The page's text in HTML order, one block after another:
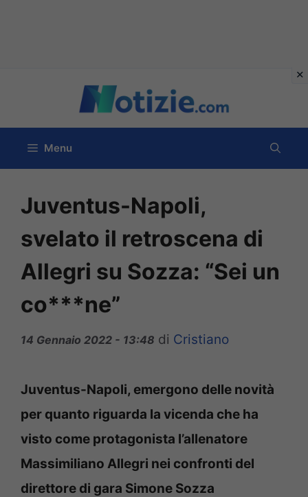
contenuto
Menu
Juventus-Napoli,
svelato il retroscena di
Allegri su Sozza: “Sei un
co***ne”
14 Gennaio 2022 - 13:48 di Cristiano
Juventus-Napoli, emergono delle novità
per quanto riguarda la vicenda che ha
visto come protagonista l’allenatore
Massimiliano Allegri nei confronti del
direttore di gara Simone Sozza